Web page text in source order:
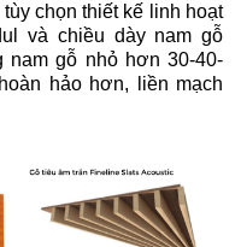
chọn thiết kế linh hoạt
và chiều dày nam gỗ
nam gỗ nhỏ hơn 30-40-
hảo hơn, liền mạch